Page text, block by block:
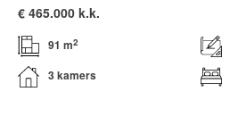
€ 465.000 k.k.
91 m2
3 kamers